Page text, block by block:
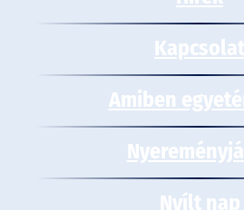
Kapcsolat
Amiben
Nyílt nap